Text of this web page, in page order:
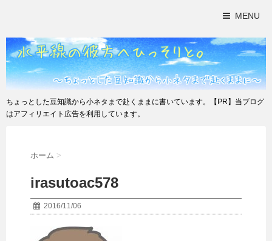
MENU
ちょっとした豆知識から小ネタまで赴くままに書いています。【PR】当ブログ
はアフィリエイト広告を利用しています。
ホーム >
irasutoac578
2016/11/06